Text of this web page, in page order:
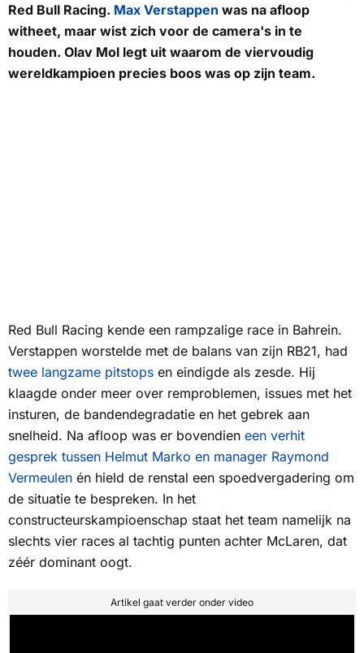
Red Bull Racing. Max Verstappen was na afloop
witheet, maar wist zich voor de camera's in te
houden. Olav Mol legt uit waarom de viervoudig
wereldkampioen precies boos was op zijn team.
Red Bull Racing kende een rampzalige race in Bahrein.
Verstappen worstelde met de balans van zijn RB21, had
twee langzame pitstops en eindigde als zesde. Hij
klaagde onder meer over remproblemen, issues met het
insturen, de bandendegradatie en het gebrek aan
snelheid. Na afloop was er bovendien een verhit
gesprek tussen Helmut Marko en manager Raymond
Vermeulen én hield de renstal een spoedvergadering om
de situatie te bespreken. In het
constructeurskampioenschap staat het team namelijk na
slechts vier races al tachtig punten achter McLaren, dat
zéér dominant oogt.
Artikel gaat verder onder video